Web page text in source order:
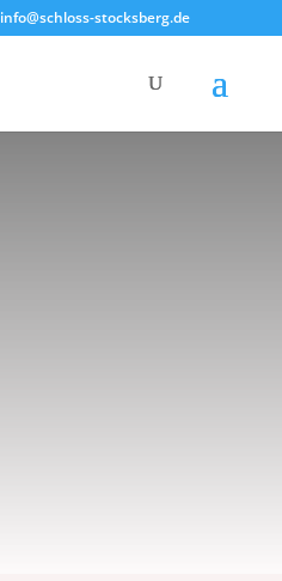
info@schloss-stocksberg.de